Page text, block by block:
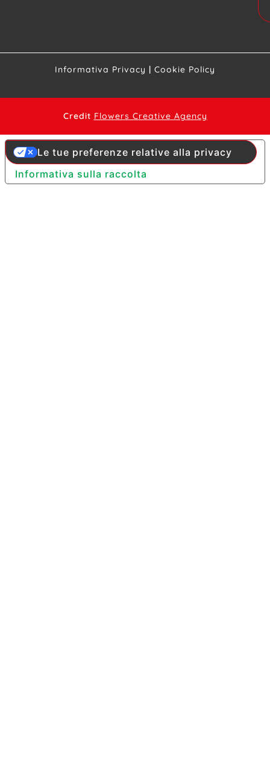
Informativa Privacy | Cookie Policy
Credit Flowers Creative Agency
Informativa sulla raccolta
Le tue preferenze relative alla privacy